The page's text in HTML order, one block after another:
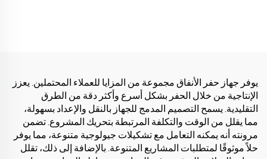
يوفر جهاز حفر الأنفاق مجموعة من المزايا للعملاء المحتملين. يعزز
الإنتاجية من خلال الحفر بشكل أسرع وأكثر دقة من الطرق
التقليدية. يسمح التصميم المدمج للجهاز بالنقل والإعداد بسهولة،
مما يقلل من الوقت والتكلفة المرتبطة بتحريك المشروع. تضمن
مرونته أنه يمكنه التعامل مع تشكيلات جيولوجية متنوعة، مما يوفر
حلاً موثوقًا لمتطلبات المشاريع المتنوعة. بالإضافة إلى ذلك، تقلل